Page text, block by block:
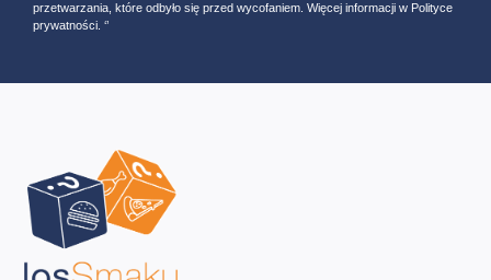
przetwarzania, które odbyło się przed wycofaniem. Więcej informacji w Polityce
prywatności. ‘’